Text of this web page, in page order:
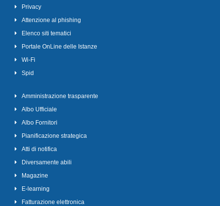
Privacy
Attenzione al phishing
Elenco siti tematici
Portale OnLine delle Istanze
Wi-Fi
Spid
Amministrazione trasparente
Albo Ufficiale
Albo Fornitori
Pianificazione strategica
Atti di notifica
Diversamente abili
Magazine
E-learning
Fatturazione elettronica